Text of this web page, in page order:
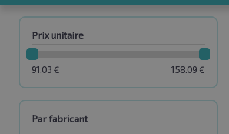
Prix unitaire
158.09 €
91.03 €
Par fabricant